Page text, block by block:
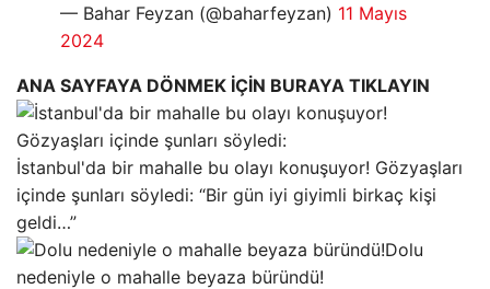
— Bahar Feyzan (@baharfeyzan) 11 Mayıs
2024
ANA SAYFAYA DÖNMEK İÇİN BURAYA TIKLAYIN
İstanbul'da bir mahalle bu olayı konuşuyor! Gözyaşları
içinde şunları söyledi: “Bir gün iyi giyimli birkaç kişi
geldi…”
Dolu
nedeniyle o mahalle beyaza büründü!